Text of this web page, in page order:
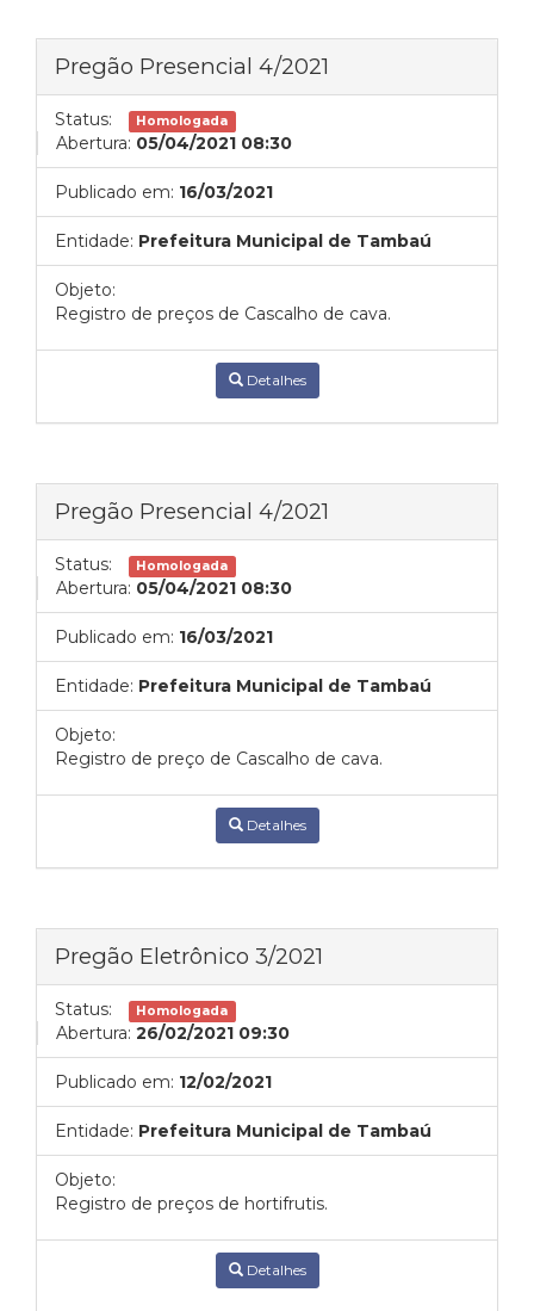
Pregão Presencial 4/2021
Status: Homologada
Abertura: 05/04/2021 08:30
Publicado em: 16/03/2021
Entidade: Prefeitura Municipal de Tambaú
Objeto:
Registro de preços de Cascalho de cava.
Detalhes
Pregão Presencial 4/2021
Status: Homologada
Abertura: 05/04/2021 08:30
Publicado em: 16/03/2021
Entidade: Prefeitura Municipal de Tambaú
Objeto:
Registro de preço de Cascalho de cava.
Detalhes
Pregão Eletrônico 3/2021
Status: Homologada
Abertura: 26/02/2021 09:30
Publicado em: 12/02/2021
Entidade: Prefeitura Municipal de Tambaú
Objeto:
Registro de preços de hortifrutis.
Detalhes